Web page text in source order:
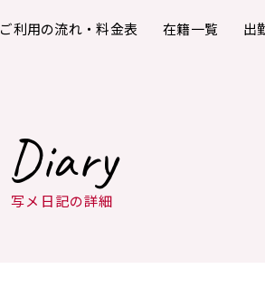
ご利用の流れ・料金表 在籍一覧 出
Diary
写メ日記の詳細